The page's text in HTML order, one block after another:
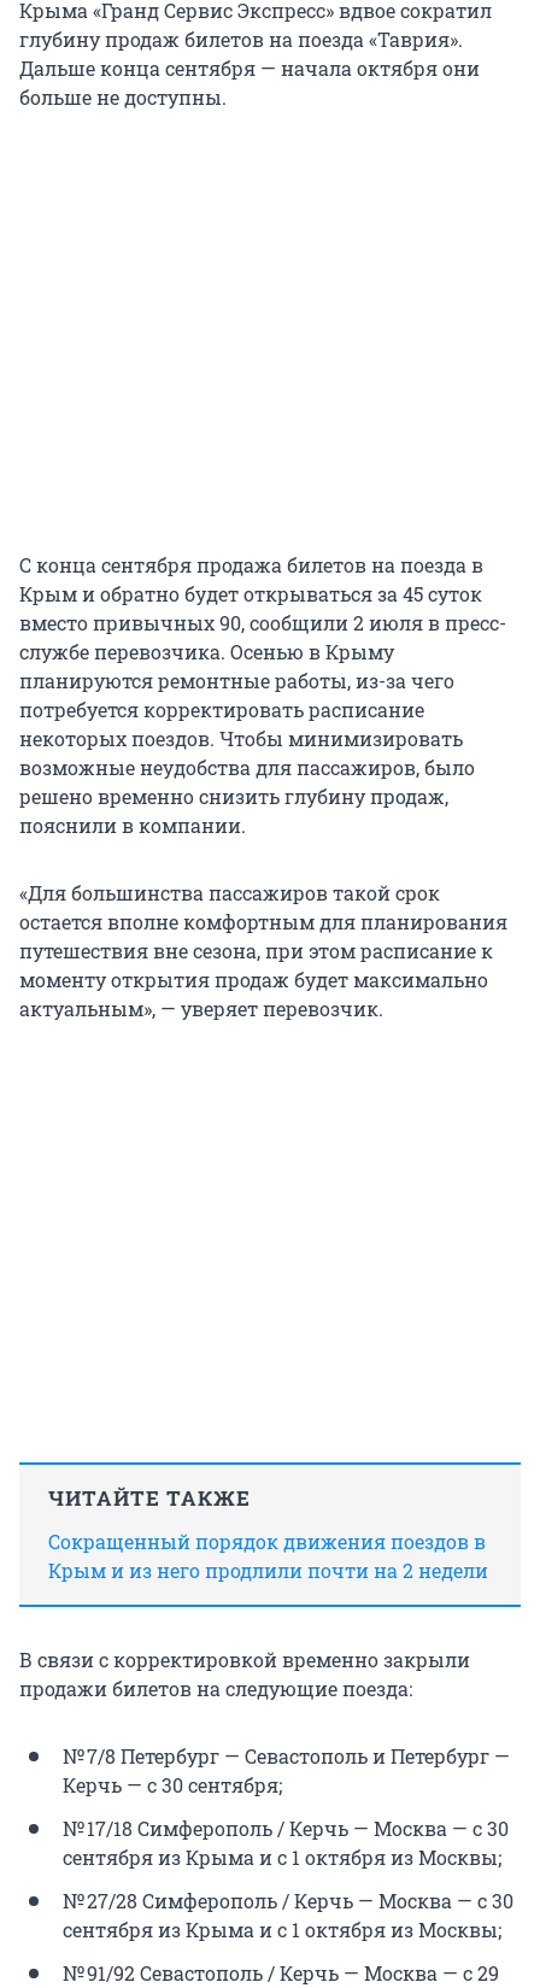
Крыма «Гранд Сервис Экспресс» вдвое сократил
глубину продаж билетов на поезда «Таврия».
Дальше конца сентября — начала октября они
больше не доступны.
С конца сентября продажа билетов на поезда в
Крым и обратно будет открываться за 45 суток
вместо привычных 90, сообщили 2 июля в пресс-
службе перевозчика. Осенью в Крыму
планируются ремонтные работы, из-за чего
потребуется корректировать расписание
некоторых поездов. Чтобы минимизировать
возможные неудобства для пассажиров, было
решено временно снизить глубину продаж,
пояснили в компании.
«Для большинства пассажиров такой срок
остается вполне комфортным для планирования
путешествия вне сезона, при этом расписание к
моменту открытия продаж будет максимально
актуальным», — уверяет перевозчик.
ЧИТАЙТЕ ТАКЖЕ
Сокращенный порядок движения поездов в
Крым и из него продлили почти на 2 недели
В связи с корректировкой временно закрыли
продажи билетов на следующие поезда:
№ 7/8 Петербург — Севастополь и Петербург —
Керчь — с 30 сентября;
№ 17/18 Симферополь / Керчь — Москва — с 30
сентября из Крыма и с 1 октября из Москвы;
№ 27/28 Симферополь / Керчь — Москва — с 30
сентября из Крыма и с 1 октября из Москвы;
№ 91/92 Севастополь / Керчь — Москва — с 29